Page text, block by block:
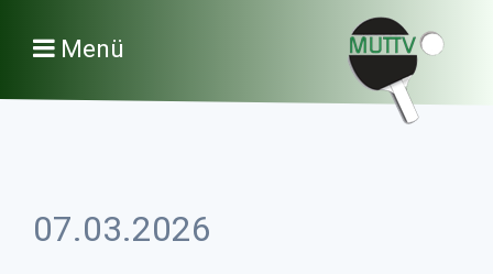
Menü
07.03.2026